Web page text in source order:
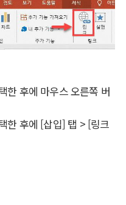
한 후에 마우스 오른쪽 버
한 후에 [삽입] 탭 > [링크